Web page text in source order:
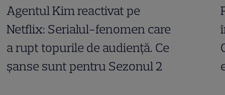
Agentul Kim reactivat pe
Netflix: Serialul-fenomen care
a rupt topurile de audiență. Ce
șanse sunt pentru Sezonul 2